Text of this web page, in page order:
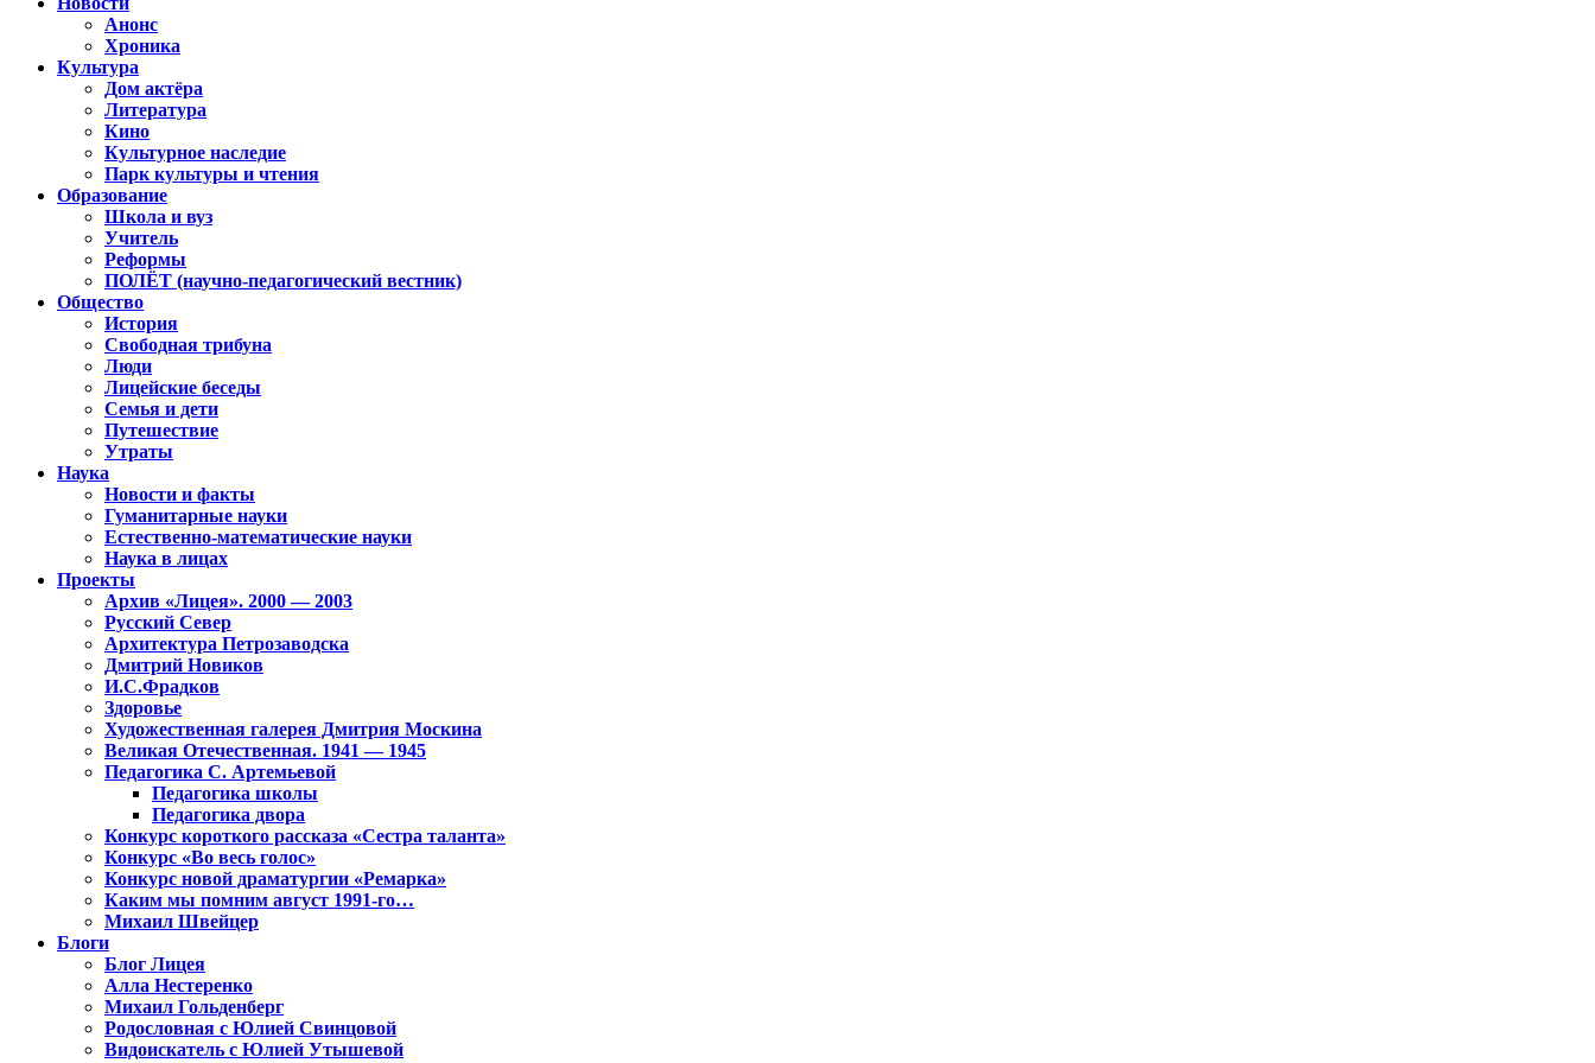
Анонс
Хроника
Культура
Дом актёра
Литература
Кино
Культурное наследие
Парк культуры и чтения
Образование
Школа и вуз
Учитель
Реформы
ПОЛЁТ (научно-педагогический вестник)
Общество
История
Свободная трибуна
Люди
Лицейские беседы
Семья и дети
Путешествие
Утраты
Наука
Новости и факты
Гуманитарные науки
Естественно-математические науки
Наука в лицах
Проекты
Архив «Лицея». 2000 — 2003
Русский Север
Архитектура Петрозаводска
Дмитрий Новиков
И.С.Фрадков
Здоровье
Художественная галерея Дмитрия Москина
Великая Отечественная. 1941 — 1945
Педагогика С. Артемьевой
Педагогика школы
Педагогика двора
Конкурс короткого рассказа «Сестра таланта»
Конкурс «Во весь голос»
Конкурс новой драматургии «Ремарка»
Каким мы помним август 1991-го…
Михаил Швейцер
Блоги
Блог Лицея
Алла Нестеренко
Михаил Гольденберг
Родословная с Юлией Свинцовой
Видоискатель с Юлией Утышевой